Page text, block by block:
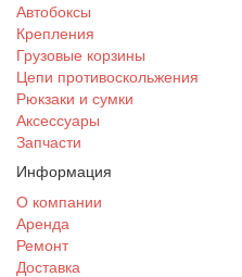
Автобоксы
Крепления
Грузовые корзины
Цепи противоскольжения
Рюкзаки и сумки
Аксессуары
Запчасти
Информация
О компании
Аренда
Ремонт
Доставка